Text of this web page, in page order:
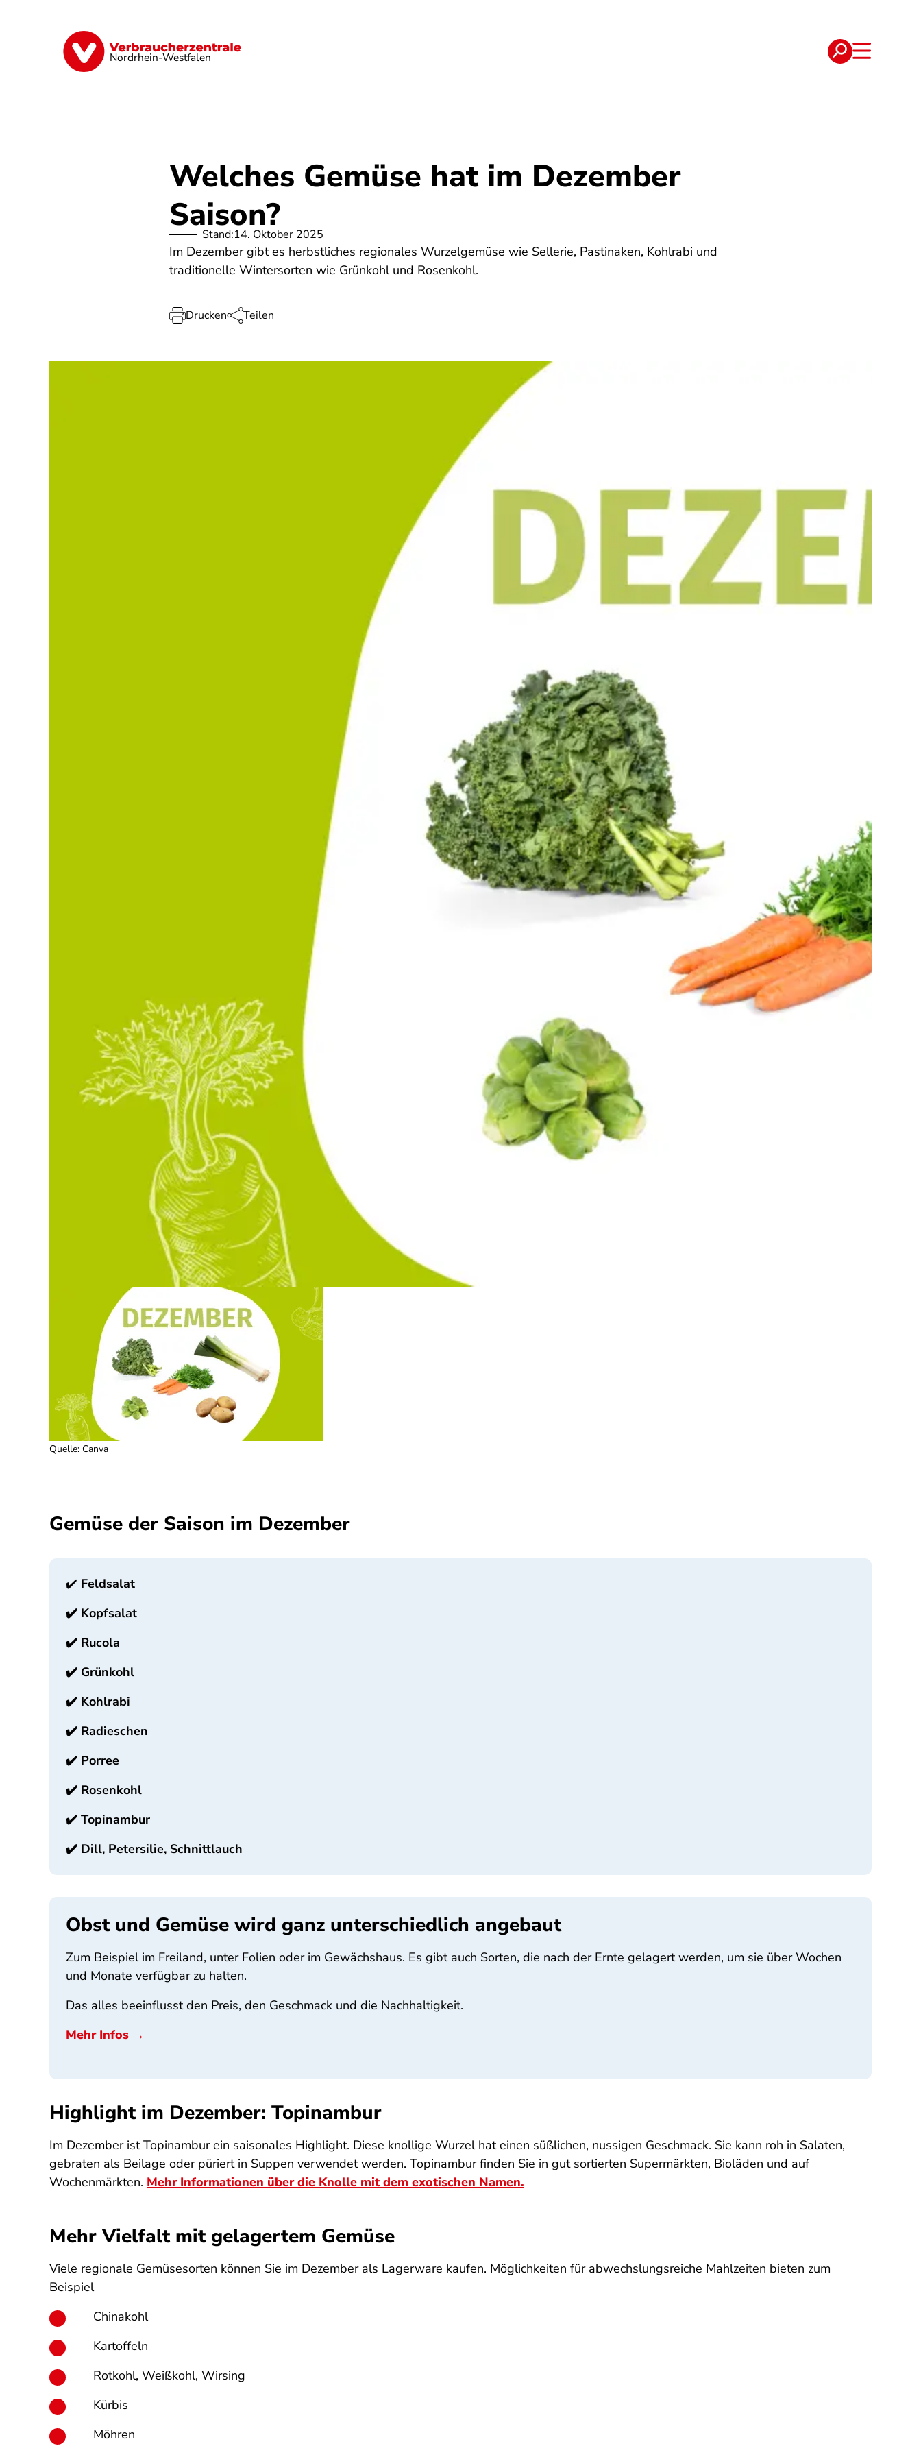
Nordrhein-Westfalen
Finanzen Digitales Lebensmittel
Welches Gemüse hat im Dezember
Saison?
Stand:14. Oktober 2025
Im Dezember gibt es herbstliches regionales Wurzelgemüse wie Sellerie, Pastinaken, Kohlrabi und
traditionelle Wintersorten wie Grünkohl und Rosenkohl.
Drucken Teilen
Quelle: Canva
Gemüse der Saison im Dezember
✔️ Feldsalat
✔️ Kopfsalat
✔️ Rucola
✔️ Grünkohl
✔️ Kohlrabi
✔️ Radieschen
✔️ Porree
✔️ Rosenkohl
✔️ Topinambur
✔️ Dill, Petersilie, Schnittlauch
Obst und Gemüse wird ganz unterschiedlich angebaut
Zum Beispiel im Freiland, unter Folien oder im Gewächshaus. Es gibt auch Sorten, die nach der Ernte gelagert werden, um sie über Wochen
und Monate verfügbar zu halten.
Das alles beeinflusst den Preis, den Geschmack und die Nachhaltigkeit.
Mehr Infos →
Highlight im Dezember: Topinambur
Im Dezember ist Topinambur ein saisonales Highlight. Diese knollige Wurzel hat einen süßlichen, nussigen Geschmack. Sie kann roh in Salaten,
gebraten als Beilage oder püriert in Suppen verwendet werden. Topinambur finden Sie in gut sortierten Supermärkten, Bioläden und auf
Wochenmärkten. Mehr Informationen über die Knolle mit dem exotischen Namen.
Mehr Vielfalt mit gelagertem Gemüse
Viele regionale Gemüsesorten können Sie im Dezember als Lagerware kaufen. Möglichkeiten für abwechslungsreiche Mahlzeiten bieten zum
Beispiel
Chinakohl
Kartoffeln
Rotkohl, Weißkohl, Wirsing
Kürbis
Möhren